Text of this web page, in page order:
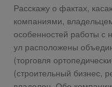
Расскажу о фактах,
компаниями,
особенностей работы с
ул расположены
(торговля
(строительный бизнес,